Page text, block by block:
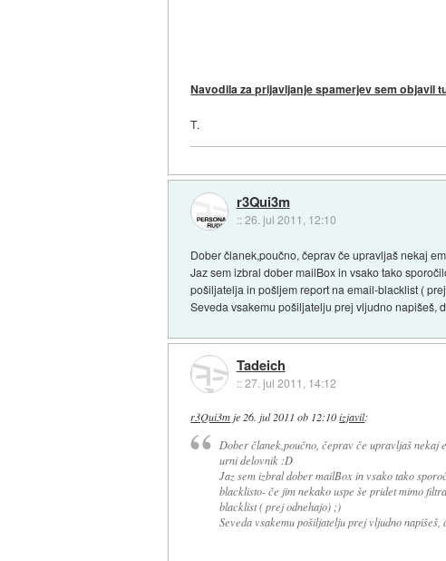
Navodila za prijavljanje spamerjev sem objavil
T.
r3Qui3m
::26. jul 2011, 12:10
Dober članek,poučno, čeprav če upravljaš nekaj
Jaz sem izbral dober mailBox in vsako tako
pošiljatelja in pošljem report na email-blacklist (
Seveda vsakemu pošiljatelju prej vljudno napišeš,
Tadeich
::27. jul 2011, 14:12
r3Qui3mje26. jul 2011 ob 12:10 izjavil:
Dober članek,poučno, čeprav če upravljaš nekaj
urni delovnik :D
Jaz sem izbral dober mailBox in vsako tako
blacklisto- če jim nekako uspe še pridet mimo
blacklist ( prej odnehajo) ;)
Seveda vsakemu pošiljatelju prej vljudno napišeš,